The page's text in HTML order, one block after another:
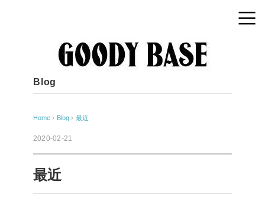
Blog
Home › Blog › 最近
2020-02-21
最近